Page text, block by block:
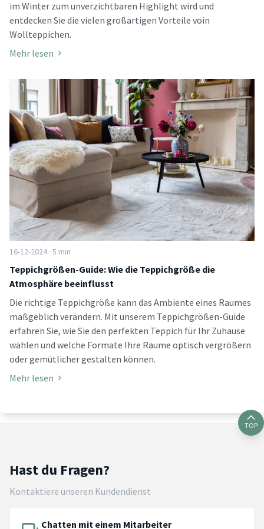
im Winter zum unverzichtbaren Highlight wird und
entdecken Sie die vielen großartigen Vorteile voin
Wollteppichen.
Mehr lesen
16-12-2024 · 5 min
Teppichgrößen-Guide: Wie die Teppichgröße die
Atmosphäre beeinflusst
Die richtige Teppichgröße kann das Ambiente eines Raumes
maßgeblich verändern. Mit unserem Teppichgrößen-Guide
erfahren Sie, wie Sie den perfekten Teppich für Ihr Zuhause
wählen und welche Formate Ihre Räume optisch vergrößern
oder gemütlicher gestalten können.
Mehr lesen
TOP
Hast du Fragen?
Kontaktiere unseren Kundendienst
Chatten mit einem Mitarbeiter